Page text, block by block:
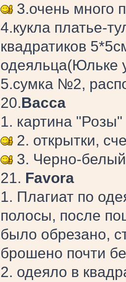
3.очень много
4.кукла платье-
квадратиков
одеяльца(Юльке
5.сумка №2,
20.Васса
1. картина "Розы"
2. открытки,
3. Черно-
21. Favora
1. Плагиат по
полосы, после
было обрезано,
брошено почти
2. одеяло в